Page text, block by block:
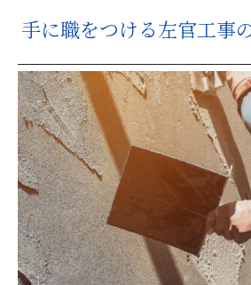
手に職をつける左官工事